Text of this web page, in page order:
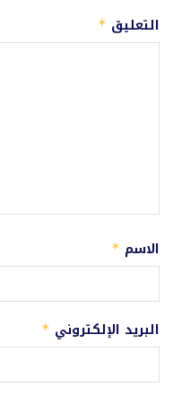
التعليق *
الاسم *
البريد الإلكتروني *